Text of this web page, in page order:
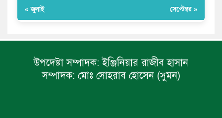
« জুলাই সেপ্টেম্বর »
উপদেষ্টা সম্পাদক: ইঞ্জিনিয়ার রাজীব হাসান
সম্পাদক: মোঃ সোহরাব হোসেন (সুমন)